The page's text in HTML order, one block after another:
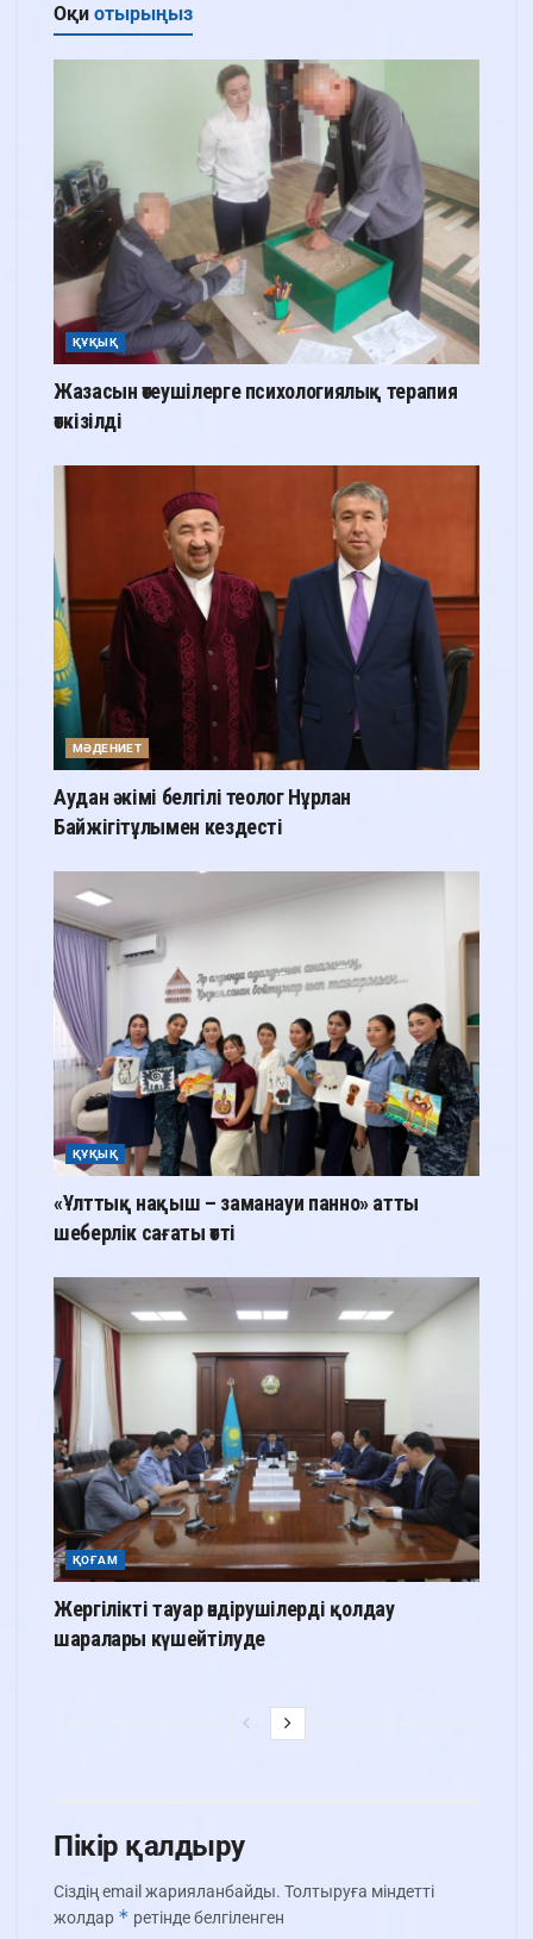
Оқи отырыңыз
ҚҰҚЫҚ
Жазасын өтеушілерге психологиялық терапия
өткізілді
МӘДЕНИЕТ
Аудан әкімі белгілі теолог Нұрлан
Байжігітұлымен кездесті
ҚҰҚЫҚ
«Ұлттық нақыш – заманауи панно» атты
шеберлік сағаты өтті
ҚОҒАМ
Жергілікті тауар өндірушілерді қолдау
шаралары күшейтілуде
Пікір қалдыру
Сіздің email жарияланбайды. Толтыруға міндетті
жолдар * ретінде белгіленген